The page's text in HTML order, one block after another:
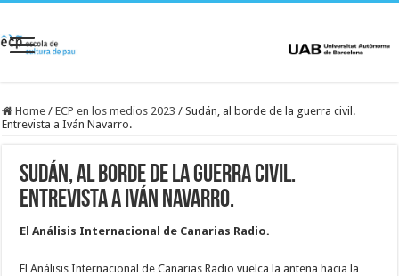
Home / ECP en los medios 2023 / Sudán, al borde de la guerra civil.
Entrevista a Iván Navarro.
Sudán, al borde de la guerra civil.
Entrevista a Iván Navarro.
El Análisis Internacional de Canarias Radio.
El Análisis Internacional de Canarias Radio vuelca la antena hacia la